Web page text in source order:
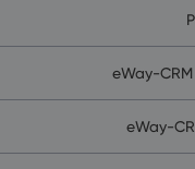
eWay-
eWay-